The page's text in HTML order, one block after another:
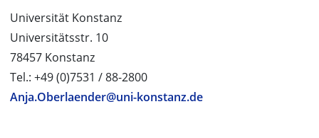
Universität Konstanz
Universitätsstr. 10
78457 Konstanz
Tel.: +49 (0)7531 / 88-2800
Anja.Oberlaender@uni-konstanz.de